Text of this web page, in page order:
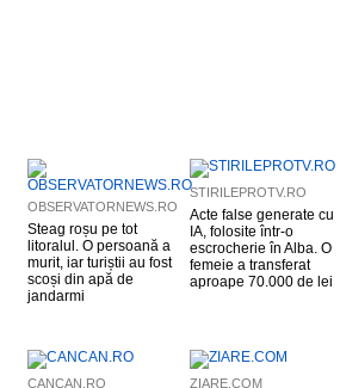
OBSERVATORNEWS.RO
Steag roșu pe tot
litoralul. O persoană a
murit, iar turiștii au fost
scoși din apă de
jandarmi
STIRILEPROTV.RO
Acte false generate cu
IA, folosite într-o
escrocherie în Alba. O
femeie a transferat
aproape 70.000 de lei
CANCAN.RO ZIARE.COM